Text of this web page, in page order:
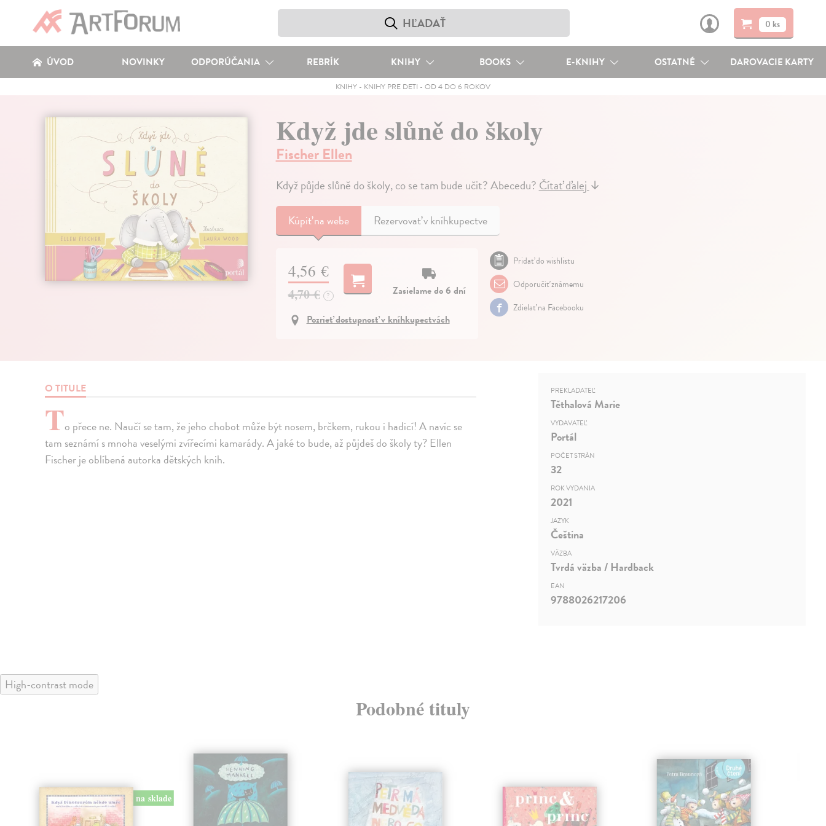
0 ks
ÚVOD NOVINKY ODPORÚČANIA REBRÍK KNIHY BOOKS E-KNIHY OSTATNÉ DAROVACIE KARTY
KNIHY- KNIHY PRE DETI - OD 4 DO 6 ROKOV
Když jde slůně do školy
Fischer Ellen
Když půjde slůně do školy, co se tam bude učit? Abecedu?Čítať ďalej↓
Kúpiťna webe Rezervovať v kníhkupectve
4,56 €
4,70 € ?
Zasielame do 6 dní
Pozrieť dostupnosť v kníhkupectvách
Pridať do wishlistu
Odporučiť známemu
Zdielať na Facebooku
O TITULE
To přece ne. Naučí se tam, že jeho chobot může být nosem, brčkem, rukou i hadicí! A navíc se
tam seznámí s mnoha veselými zvířecími kamarády. A jaké to bude, až půjdeš do školy ty? Ellen
Fischer je oblíbená autorka dětských knih.
PREKLADATEĽ
Těthalová Marie
VYDAVATEĽ
Portál
POČET STRÁN
32
ROK VYDANIA
2021
JAZYK
Čeština
VÄZBA
Tvrdá väzba / Hardback
EAN
9788026217206
High-contrast mode
Podobné tituly
na sklade